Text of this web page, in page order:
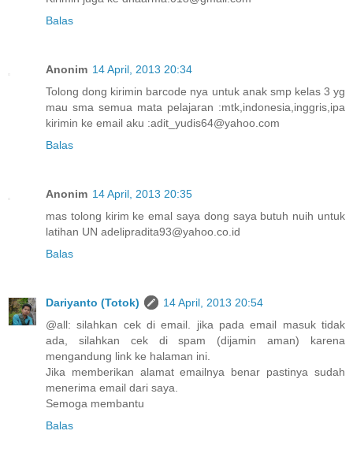
Balas
Anonim 14 April, 2013 20:34
Tolong dong kirimin barcode nya untuk anak smp kelas 3 yg
mau sma semua mata pelajaran :mtk,indonesia,inggris,ipa
kirimin ke email aku :adit_yudis64@yahoo.com
Balas
Anonim 14 April, 2013 20:35
mas tolong kirim ke emal saya dong saya butuh nuih untuk
latihan UN adelipradita93@yahoo.co.id
Balas
Dariyanto (Totok)
14 April, 2013 20:54
@all: silahkan cek di email. jika pada email masuk tidak
ada, silahkan cek di spam (dijamin aman) karena
mengandung link ke halaman ini.
Jika memberikan alamat emailnya benar pastinya sudah
menerima email dari saya.
Semoga membantu
Balas